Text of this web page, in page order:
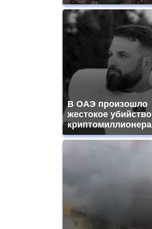
В ОАЭ произошло
жестокое убийство
криптомиллионера